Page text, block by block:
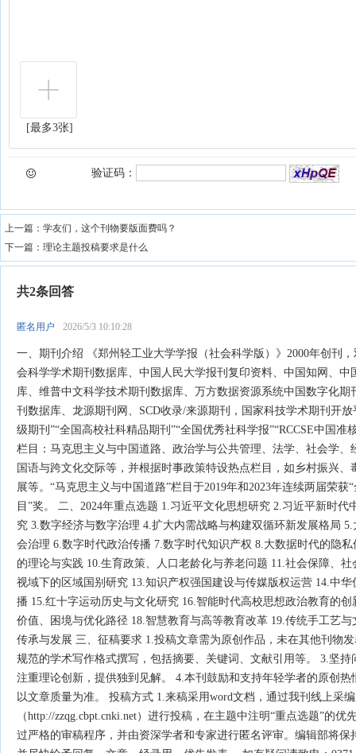
[最多3张]
验证码：
上一篇： 学友们，这个刊物要版面费吗？
下一篇： 理论主题投稿要求是什么
共2条回答
匿名用户 2026/5/3 10:10:28
一、期刊介绍 《郑州轻工业大学学报（社会科学版）》2000年创刊
会科学学术期刊数据库、中国人民大学报刊复印资料、中国知网、中
库、维普中文科学技术期刊数据库、万方数据资源系统中国数字化期
刊数据库、龙源期刊网、SCD收录/来源期刊，国家科技学术期刊开
级期刊”“全国高校社科精品期刊”“全国优秀社科学报”“RCCSE中国准
栏目：马克思主义与中国道路、政治学与公共管理、法学、社会学、
国语与跨文化交际等，并根据时事政策特设热点栏目，如乡村振兴
展等。“马克思主义与中国道路”栏目于2019年和2023年连续两届荣获
目”奖。 二、2024年重点选题 1.习近平文化思想研究 2.习近平新时
究 3.数字经济与数字治理 4.扩大内需战略与构建双循环新发展格局
会治理 6.数字时代政治传播 7.数字时代知识产权 8.大数据时代的隐
的理论与实践 10.生育政策、人口老龄化与养老问题 11.社会保障、
视域下的区域国别研究 13.知识产权强国建设与传媒版权运营 14.中
播 15.红十字运动历史与文化研究 16.智能时代高校思想政治教育的
价值、困境与优化路径 18.智慧教育与高等教育改革 19.传统手工艺
传承与发展 三、征稿要求 1.投稿文章需为原创作品，未在其他刊物
规范的学术写作格式撰写，包括摘要、关键词、文献引用等。 3.坚
注重理论创新，提供独到见解。 4.本刊鼓励和支持年轻学者的原创
以文章质量为准。 投稿方式 1.来稿采用word文档，通过我刊线上采
（http://zzqg.cbpt.cnki.net）进行投稿，在主题中注明“重点选题”的
过严格的审稿程序，并由资深学者和专家进行匿名评审。编辑部将保